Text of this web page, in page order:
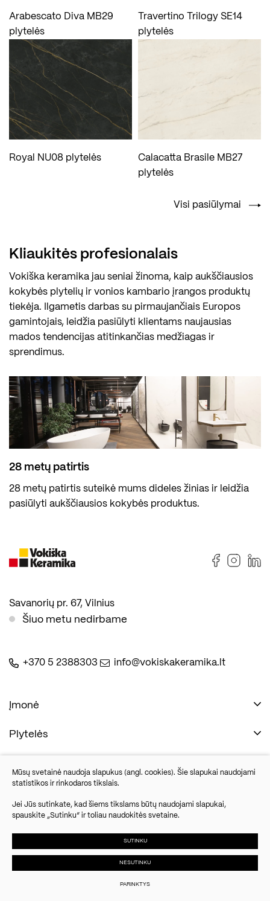
Arabescato Diva MB29
plytelės
Travertino Trilogy SE14
plytelės
Royal NU08 plytelės
Calacatta Brasile MB27
plytelės
Visi pasiūlymai
Kliaukitės profesionalais
Vokiška keramika jau seniai žinoma, kaip aukščiausios
kokybės plytelių ir vonios kambario įrangos produktų
tiekėja. Ilgametis darbas su pirmaujančiais Europos
gamintojais, leidžia pasiūlyti klientams naujausias
mados tendencijas atitinkančias medžiagas ir
sprendimus.
28 metų patirtis
28 metų patirtis suteikė mums dideles žinias ir leidžia
pasiūlyti aukščiausios kokybės produktus.
Savanorių pr. 67, Vilnius
Šiuo metu nedirbame
+370 5 2388303 info@vokiskakeramika.lt
Įmonė
Plytelės
Naudinga
Kontaktai
Savanorių pr. 67, Vilnius
Šiuo metu nedirbame
Mūsų svetainė naudoja slapukus (angl. cookies). Šie slapukai naudojami
statistikos ir rinkodaros tikslais.
Jei Jūs sutinkate, kad šiems tikslams būtų naudojami slapukai,
spauskite „Sutinku“ ir toliau naudokitės svetaine.
SUTINKU
NESUTINKU
PARINKTYS